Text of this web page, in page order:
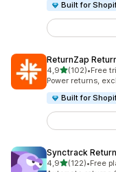
Built for
ReturnZap
4,9stelle su 5
(102)
102 recensioni
•Free
Power returns,
Built for
Synctrack
4,9stelle su 5
(122)
122 recensioni
•Free